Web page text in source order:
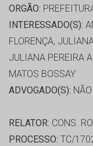
ORGÃO:
INTERESSADO(S):
FLORENÇA,
JULIANA PEREIRA
MATOS BOSSAY
ADVOGADO(S):
RELATOR: CONS.
PROCESSO: TC/